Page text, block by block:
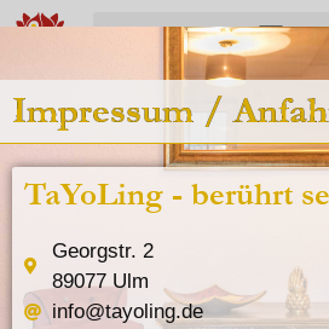
Impressum /
TaYoLing - berührt
Georgstr. 2
89077 Ulm
info@tayoling.de